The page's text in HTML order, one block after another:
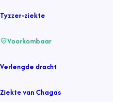
Tyzzer-ziekte
Voorkombaar
Verlengde dracht
Ziekte van Chagas